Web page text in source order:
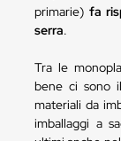
primarie) fa
serra.
Tra le
bene ci sono
materiali da
imballaggi a